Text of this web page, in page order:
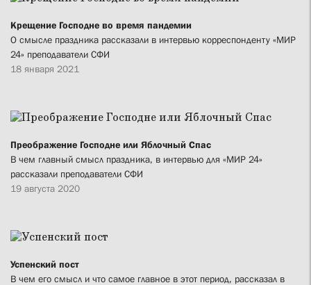
Крещение Господне во время пандемии
О смысле праздника рассказали в интервью корреспонденту «МИР
24» преподаватели СФИ
18 января 2021
Преображение Господне или Яблочный Спас
В чем главный смысл праздника, в интервью для «МИР 24»
рассказали преподаватели СФИ
19 августа 2020
Успенский пост
В чем его смысл и что самое главное в этот период, рассказал в